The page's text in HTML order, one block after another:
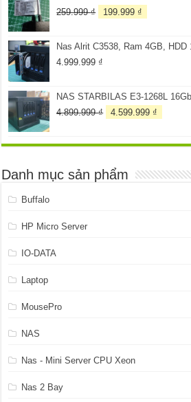
259.999₫
Giá
259.999 ₫.
199.999 ₫
là:
Nas Alrit C3538, Ram 4GB, HDD
4.999.999 ₫
NAS STARBILAS E3-1268L
4.899.999₫
Giá
4.899.999 ₫.
4.599.999 ₫
là:
Danh mục sản phẩm
Buffalo
HP Micro Server
IO-DATA
Laptop
MousePro
NAS
Nas - Mini Server CPU Xeon
Nas 2 Bay